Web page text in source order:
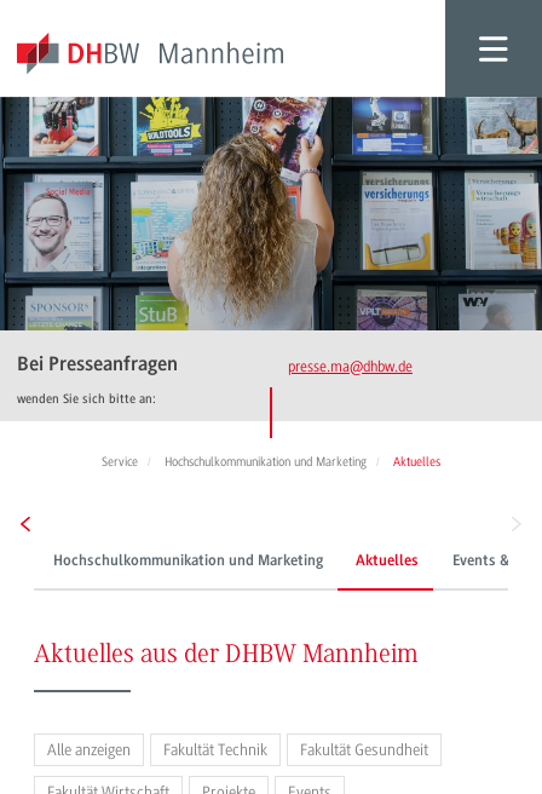
Bei Presseanfragen
wenden Sie sich bitte an:
presse.ma@dhbw.de
Service Hochschulkommunikation und Marketing Aktuelles
Hochschulkommunikation und Marketing Aktuelles Events &
Aktuelles aus der DHBW Mannheim
Alle anzeigen Fakultät Technik Fakultät Gesundheit